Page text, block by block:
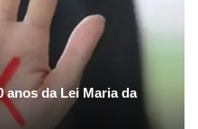
anos da Lei Maria da